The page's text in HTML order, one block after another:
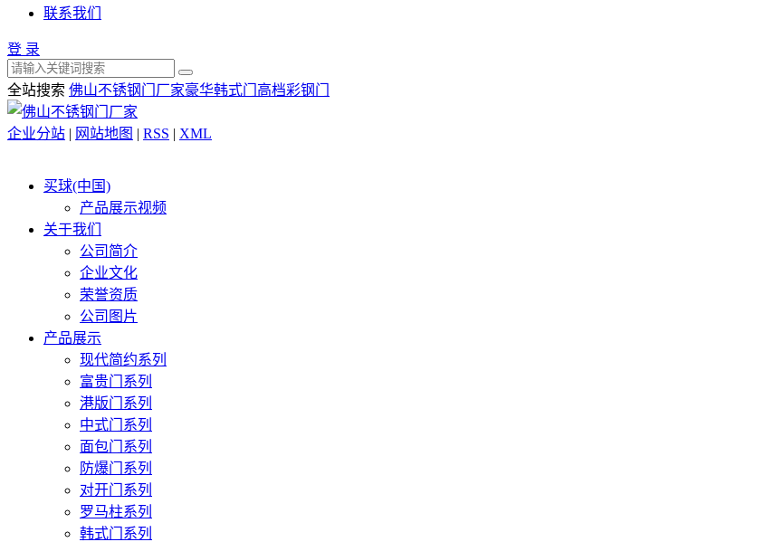
联系我们
登 录
全站搜索 佛山不锈钢门厂家豪华韩式门 高档彩钢门
企业分站 | 网站地图 | RSS | XML
买球(中国)
产品展示视频
关于我们
公司简介
企业文化
荣誉资质
公司图片
产品展示
现代简约系列
富贵门系列
港版门系列
中式门系列
面包门系列
防爆门系列
对开门系列
罗马柱系列
韩式门系列